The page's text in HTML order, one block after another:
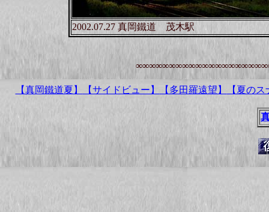
2002.07.27 真岡鐵道 茂木駅
【真岡鐵道夏】 【サイドビュー】 【多田羅遠望】 【夏の